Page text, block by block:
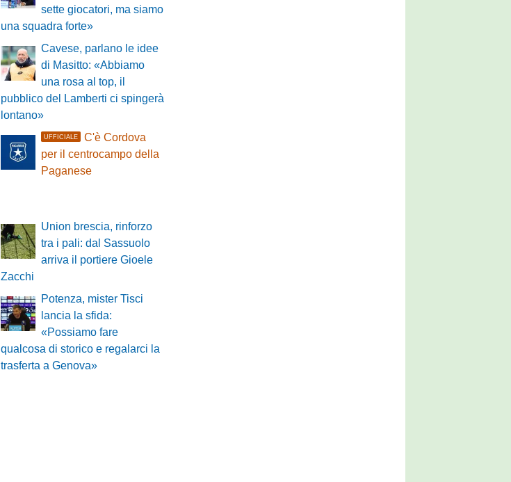
sette giocatori, ma siamo
una squadra forte»
Cavese, parlano le idee
di Masitto: «Abbiamo
una rosa al top, il
pubblico del Lamberti ci spingerà
lontano»
UFFICIALE
C'è Cordova
per il centrocampo della
Paganese
Union brescia, rinforzo
tra i pali: dal Sassuolo
arriva il portiere Gioele
Zacchi
Potenza, mister Tisci
lancia la sfida:
«Possiamo fare
qualcosa di storico e regalarci la
trasferta a Genova»